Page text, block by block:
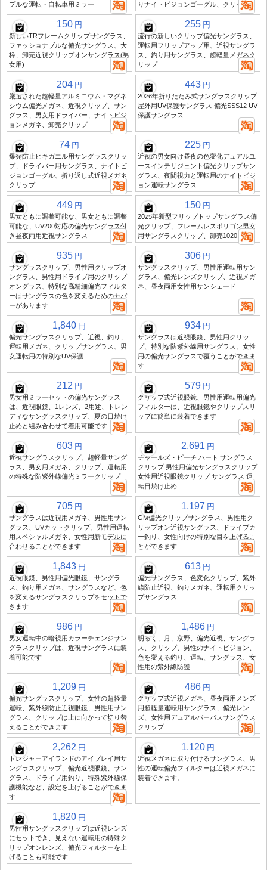
プルな運転・自転車用ミラー
りナイトビジョンゴーグル、クリップ
150 円
新しいTRフレームクリップサングラス、
ファッショナブルな偏光サングラス、大
枠、卸売近視クリップオンサングラス(男
女用)
255 円
流行の新しいクリップ偏光サングラス、
運転用フリップアップ用、近視サングラ
ス、釣り用サングラス、超軽量メガネク
リップ
204 円
厳選された超軽量アルミニウム・マグネ
シウム偏光メガネ、近視クリップ、サン
グラス、男女用ドライバー、ナイトビジ
ョンメガネ、卸売クリップ
443 円
2026年折りたたみ式サングラスクリップ
屋外用UV保護サングラス 偏光SSS12 UV
保護サングラス
74 円
爆発防止ヒキガエル用サングラスクリッ
プ、ドライバー用サングラス、ナイトビ
ジョンゴーグル、折り返し式近視メガネ
クリップ
225 円
近視の男女向け昼夜の色変化デュアルユ
ースインテリジェント偏光クリップサン
グラス、夜間視力と運転用のナイトビジ
ョン運転サングラス
449 円
男女ともに調整可能な、男女ともに調整
可能な、UV200対応の偏光サングラス付
き昼夜両用近視サングラス
150 円
2025年新型フリップトップサングラス偏
光クリップ、フレームレスポリゴン男女
用サングラスクリップ、卸売1020
935 円
サングラスクリップ、男性用クリップオ
ングラス、男性用ドライブ用のクリップ
オングラス、特別な高精細偏光フィルタ
ーはサングラスの色を変えるためのカバ
ーがあります
306 円
サングラスクリップ、男性用運転用サン
グラス、偏光レンズクリップ、近視メガ
ネ、昼夜両用女性用サンシェード
1,840 円
偏光サングラスクリップ、近視、釣り、
運転用メガネ、クリップサングラス、男
女運転用の特別なUV保護
934 円
サングラスは近視眼鏡、男性用クリッ
プ、特別な防紫外線用サングラス、女性
用の偏光サングラスで覆うことができま
す
212 円
男女用ミラーセットの偏光サングラス
は、近視眼鏡、1レンズ、2用途、トレン
ディなサングラスクリップ、夏の日焼け
止めと組み合わせて着用可能です
579 円
クリップ式近視眼鏡、男性用運転用偏光
フィルターは、近視眼鏡やクリップスリ
ップに簡単に装着できます
603 円
近視サングラスクリップ、超軽量サング
ラス、男女用メガネ、クリップ、運転用
の特殊な防紫外線偏光ミラークリップ
2,691 円
チャールズ・ピーチ ハート サングラス
クリップ 男性用偏光サングラスクリップ
女性用近視眼鏡クリップ サングラス 運
転日焼け止め
705 円
サングラスは近視用メガネ、男性用サン
グラス、UVカットクリップ、男性用運転
用スペシャルメガネ、女性用新モデルに
合わせることができます
1,197 円
GM偏光クリップサングラス、男性用ク
リップオン近視サングラス、ドライブカ
ー釣り、女性向けの特別な目を上げるこ
とができます
1,843 円
近視眼鏡、男性用偏光眼鏡、サングラ
ス、釣り用メガネ、サングラスなど、色
を変えるサングラスクリップをセットで
きます
613 円
偏光サングラス、色変化クリップ、紫外
線防止近視、釣りメガネ、運転用クリッ
プサングラス
986 円
男女運転中の暗視用カラーチェンジサン
グラスクリップは、近視サングラスに装
着可能です
1,486 円
明るく、月、京野、偏光近視、サングラ
ス、クリップ、男性のナイトビジョン、
色を変える釣り、運転、サングラス、女
性用の紫外線防護
1,209 円
偏光サングラスクリップ、女性の超軽量
運転、紫外線防止近視眼鏡、男性用サン
グラス、クリップは上に向かって切り替
えることができます
486 円
クリップ式近視メガネ、昼夜両用メンズ
用超軽量運転用サングラス、偏光レン
ズ、女性用デュアルパーパスサングラス
クリップ
2,262 円
トレジャーアイランドのアイプレイ用サ
ングラスクリップ、偏光近視眼鏡、サン
グラス、ドライブ用釣り、特殊紫外線保
護機能など、設定を上げることができま
す
1,120 円
近視メガネに取り付けるサングラス、男
性の運転偏光フィルターは近視メガネに
装着できます。
1,820 円
男性用サングラスクリップは近視レンズ
にセットでき、見えない運転用の特殊ク
リップオンレンズ、偏光フィルターを上
げることも可能です